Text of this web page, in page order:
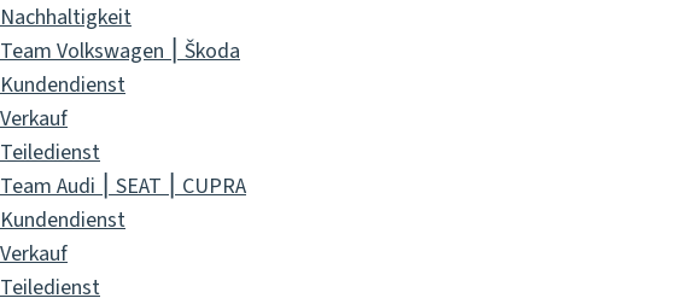
Nachhaltigkeit
Team Volkswagen ⎮ Škoda
Kundendienst
Verkauf
Teiledienst
Team Audi ⎮ SEAT ⎮ CUPRA
Kundendienst
Verkauf
Teiledienst